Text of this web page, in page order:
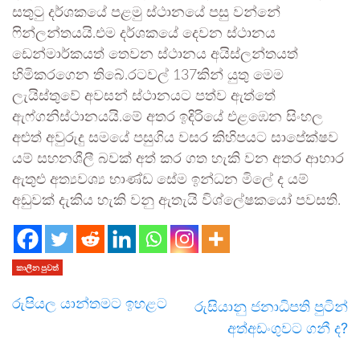
සතුටු දර්ශකයේ පළමු ස්ථානයේ පසු වන්නේ
ෆින්ලන්තයයි.එම දර්ශකයේ දෙවන ස්ථානය
ඩෙන්මාර්කයත් තෙවන ස්ථානය අයිස්ලන්තයත්
හිමිකරගෙන තිබේ.රටවල් 137කින් යුතු මෙම
ලැයිස්තුවේ අවසන් ස්ථානයට පත්ව ඇත්තේ
ඇෆ්ගනිස්ථානයයි.මේ අතර ඉදිරියේ එළඹෙන සිංහල
අළුත් අවුරුදු සමයේ පසුගිය වසර කිහිපයට සාපේක්ෂව
යම් සහනශීලී බවක් අත් කර ගත හැකි වන අතර ආහාර
ඇතුළු අත්‍යවශ්‍ය භාණ්ඩ සේම ඉන්ධන මිලේ ද යම්
අඩුවක් දැකිය හැකි වනු ඇතැයි විශ්ලේෂකයෝ පවසති.
කාලීන පුවත්
රුපියල යාන්තමට ඉහළට
රුසියානු ජනාධිපති පුටින්
අත්අඩංගුවට ගනී ද?